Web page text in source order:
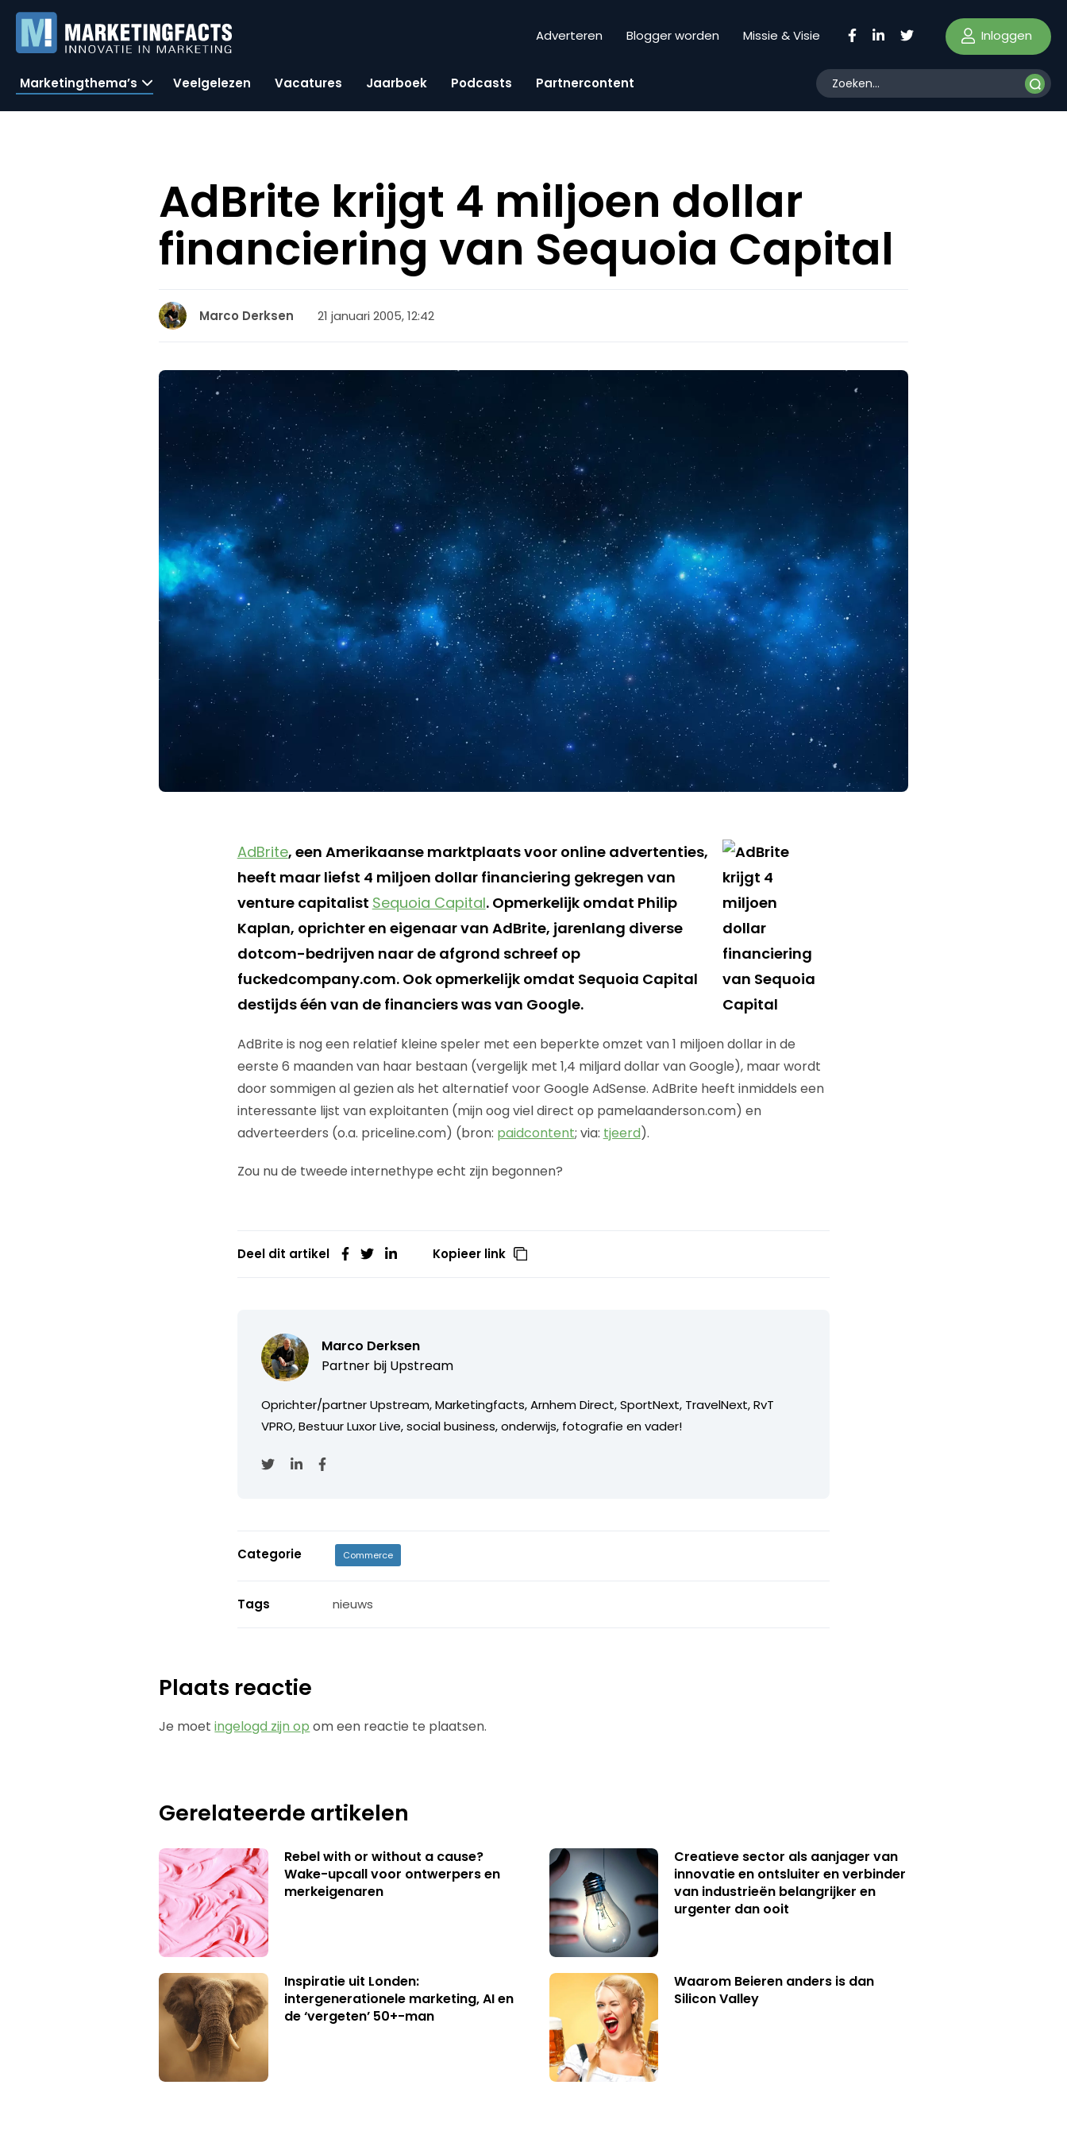
Adverteren Blogger worden Missie & Visie Inloggen
Marketingthema’s Veelgelezen Vacatures Jaarboek Podcasts Partnercontent
AdBrite krijgt 4 miljoen dollar
financiering van Sequoia Capital
Marco Derksen 21 januari 2005, 12:42
AdBrite, een Amerikaanse marktplaats voor online advertenties,
heeft maar liefst 4 miljoen dollar financiering gekregen van
venture capitalist Sequoia Capital. Opmerkelijk omdat Philip
Kaplan, oprichter en eigenaar van AdBrite, jarenlang diverse
dotcom-bedrijven naar de afgrond schreef op
fuckedcompany.com. Ook opmerkelijk omdat Sequoia Capital
destijds één van de financiers was van Google.
AdBrite is nog een relatief kleine speler met een beperkte omzet van 1 miljoen dollar in de
eerste 6 maanden van haar bestaan (vergelijk met 1,4 miljard dollar van Google), maar wordt
door sommigen al gezien als het alternatief voor Google AdSense. AdBrite heeft inmiddels een
interessante lijst van exploitanten (mijn oog viel direct op pamelaanderson.com) en
adverteerders (o.a. priceline.com) (bron: paidcontent; via: tjeerd).
Zou nu de tweede internethype echt zijn begonnen?
Deel dit artikel Kopieer link
Marco Derksen
Partner bij Upstream
Oprichter/partner Upstream, Marketingfacts, Arnhem Direct, SportNext, TravelNext, RvT
VPRO, Bestuur Luxor Live, social business, onderwijs, fotografie en vader!
Categorie Commerce
Tags nieuws
Plaats reactie
Je moetingelogd zijn op om een reactie te plaatsen.
Gerelateerde artikelen
Rebel with or without a cause?
Wake-upcall voor ontwerpers en
merkeigenaren
Creatieve sector als aanjager van
innovatie en ontsluiter en verbinder
van industrieën belangrijker en
urgenter dan ooit
Inspiratie uit Londen:
intergenerationele marketing, AI en
de ‘vergeten’ 50+-man
Waarom Beieren anders is dan
Silicon Valley